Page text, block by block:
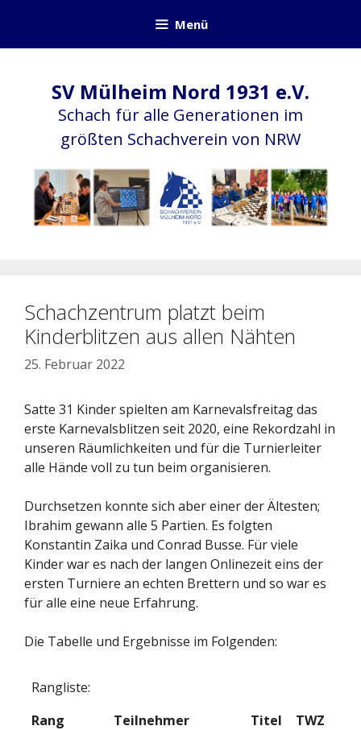
springen
Menü
SV Mülheim Nord 1931 e.V.
Schach für alle Generationen im
größten Schachverein von NRW
Schachzentrum platzt beim
Kinderblitzen aus allen Nähten
25. Februar 2022
Satte 31 Kinder spielten am Karnevalsfreitag das
erste Karnevalsblitzen seit 2020, eine Rekordzahl in
unseren Räumlichkeiten und für die Turnierleiter
alle Hände voll zu tun beim organisieren.
Durchsetzen konnte sich aber einer der Ältesten;
Ibrahim gewann alle 5 Partien. Es folgten
Konstantin Zaika und Conrad Busse. Für viele
Kinder war es nach der langen Onlinezeit eins der
ersten Turniere an echten Brettern und so war es
für alle eine neue Erfahrung.
Die Tabelle und Ergebnisse im Folgenden:
Rangliste:
Rang
Teilnehmer Titel TWZ